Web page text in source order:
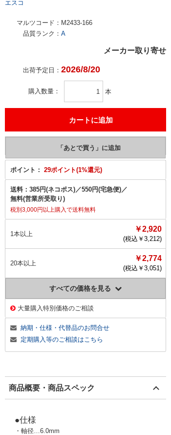
エスコ
マルツコード： M2433-166
品質ランク： A
メーカー取り寄せ
出荷予定日： 2026/8/20
購入数量 本
ポイント： 29ポイント(1%還元)
送料： 385円(ネコポス)／550円(宅急便)／
無料(営業所受取り)
税別3,000円以上購入で送料無料
1本以上
￥2,920
(税込￥ 3,212)
20本以上
￥2,774
(税込￥ 3,051)
すべての価格を見る
大量購入特別価格のご相談
納期・仕様・代替品のお問合せ
定期購入等のご相談はこちら
商品概要・商品スペック
●仕様
・軸径…6.0mm